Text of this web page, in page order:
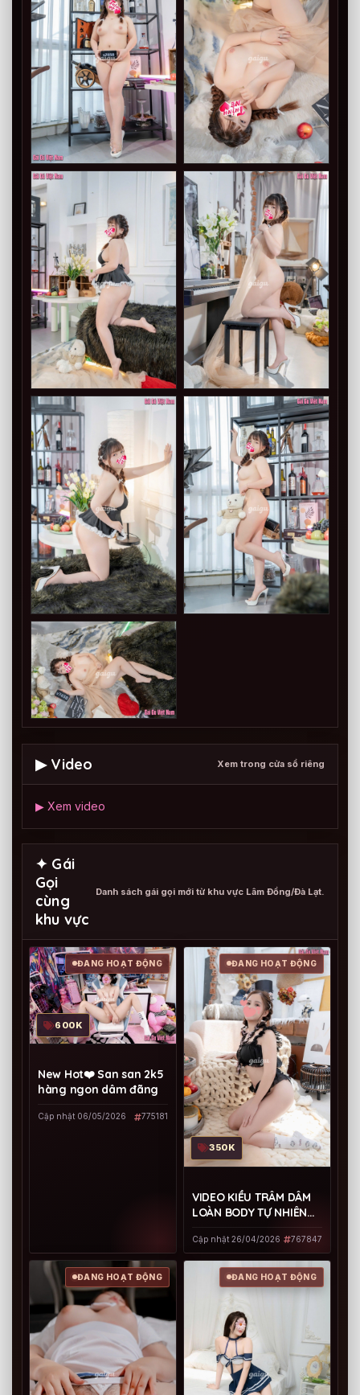
▶ Video Xem trong cửa sổ riêng
▶ Xem video
✦ Gái
Gọi
cùng
khu vực
Danh sách gái gọi mới từ khu vực Lâm Đồng/Đà Lạt.
ĐANG HOẠT ĐỘNG
600K
New Hot❤️ San san 2k5
hàng ngon dâm đãng
Cập nhật 06/05/2026 775181
ĐANG HOẠT ĐỘNG
350K
VIDEO KIỀU TRÂM DÂM
LOÀN BODY TỰ NHIÊN
Cập nhật 26/04/2026 767847
ĐANG HOẠT ĐỘNG ĐANG HOẠT ĐỘNG